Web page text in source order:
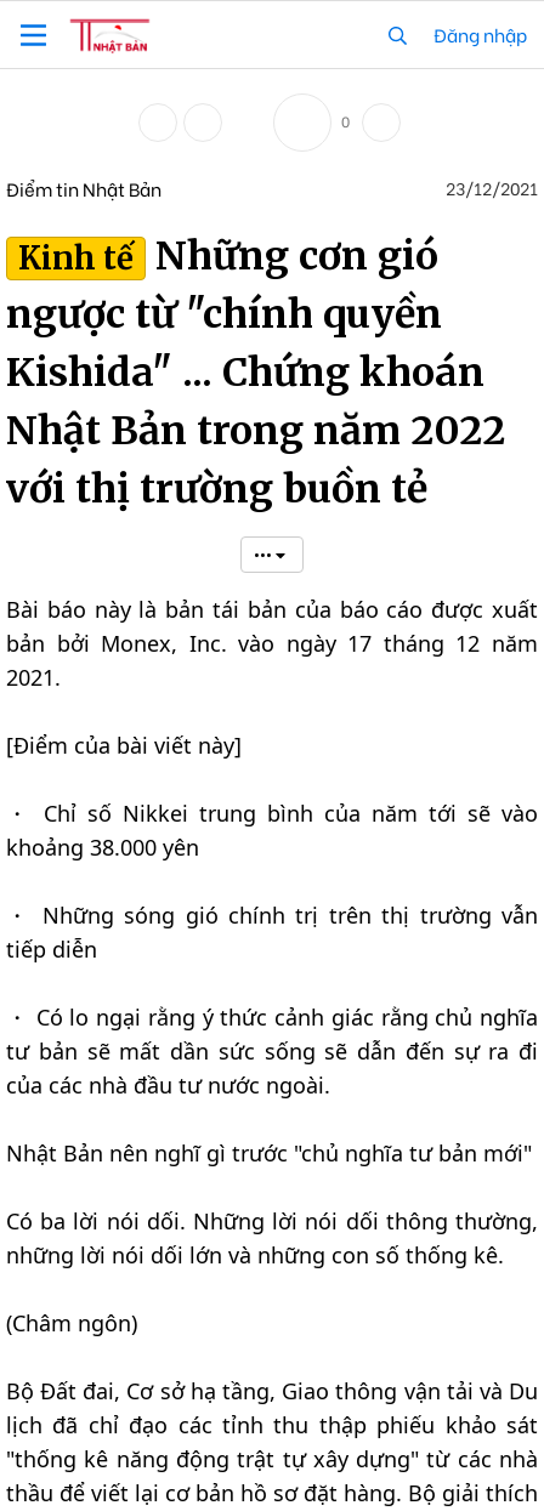
Đăng nhập
0
Điểm tin Nhật Bản 23/12/2021
Kinh tế
Những cơn gió
ngược từ "chính quyền
Kishida" ... Chứng khoán
Nhật Bản trong năm 2022
với thị trường buồn tẻ
•••
Bài báo này là bản tái bản của báo cáo được xuất
bản bởi Monex, Inc. vào ngày 17 tháng 12 năm
2021.
[Điểm của bài viết này]
・ Chỉ số Nikkei trung bình của năm tới sẽ vào
khoảng 38.000 yên
・ Những sóng gió chính trị trên thị trường vẫn
tiếp diễn
・ Có lo ngại rằng ý thức cảnh giác rằng chủ nghĩa
tư bản sẽ mất dần sức sống sẽ dẫn đến sự ra đi
của các nhà đầu tư nước ngoài.
Nhật Bản nên nghĩ gì trước "chủ nghĩa tư bản mới"
Có ba lời nói dối. Những lời nói dối thông thường,
những lời nói dối lớn và những con số thống kê.
(Châm ngôn)
Bộ Đất đai, Cơ sở hạ tầng, Giao thông vận tải và Du
lịch đã chỉ đạo các tỉnh thu thập phiếu khảo sát
"thống kê năng động trật tự xây dựng" từ các nhà
thầu để viết lại cơ bản hồ sơ đặt hàng. Bộ giải thích